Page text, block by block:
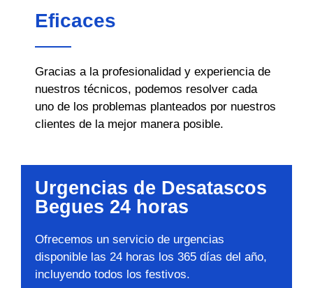
Eficaces
Gracias a la profesionalidad y experiencia de
nuestros técnicos, podemos resolver cada
uno de los problemas planteados por nuestros
clientes de la mejor manera posible.
Urgencias de Desatascos
Begues 24 horas
Ofrecemos un servicio de urgencias
disponible las 24 horas los 365 días del año,
incluyendo todos los festivos.